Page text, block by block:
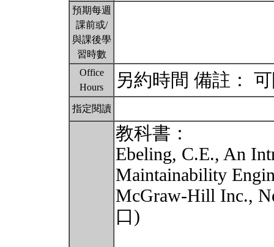
預期每週
課前或/
與課後學
習時數
Office
Hours
另約時間 備註：
指定閱讀
教科書：
Ebeling, C.E., An
Maintainability
McGraw-Hill Inc.,
口)